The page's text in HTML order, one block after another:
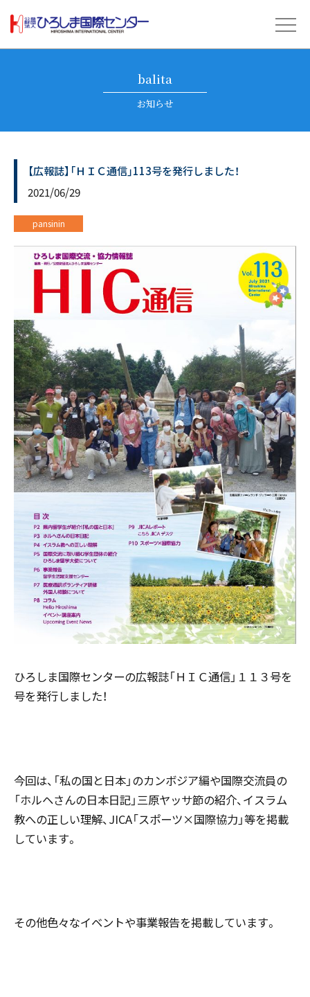
balita
お知らせ
【広報誌】「ＨＩＣ通信」113号を発行しました！
2021/06/29
pansinin
ひろしま国際センターの広報誌「ＨＩＣ通信」１１３号を
号を発行しました！
今回は、「私の国と日本」のカンボジア編や国際交流員の
「ホルヘさんの日本日記」三原ヤッサ節の紹介、イスラム
教への正しい理解、JICA「スポーツ×国際協力」等を掲載
しています。
その他色々なイベントや事業報告を掲載しています。